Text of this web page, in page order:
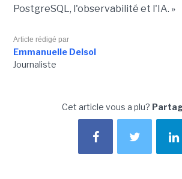
PostgreSQL, l'observabilité et l'IA. »
Article rédigé par
Emmanuelle Delsol
Journaliste
Cet article vous a plu?